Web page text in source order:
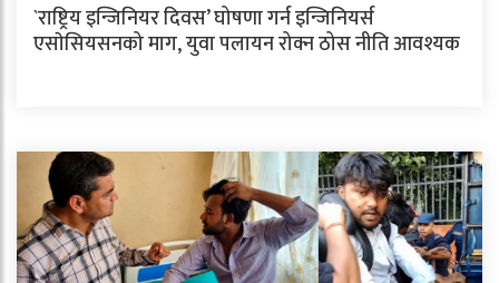
`राष्ट्रिय इन्जिनियर दिवस’ घोषणा गर्न इन्जिनियर्स
एसाेसियसनको माग, युवा पलायन रोक्न ठोस नीति आवश्यक